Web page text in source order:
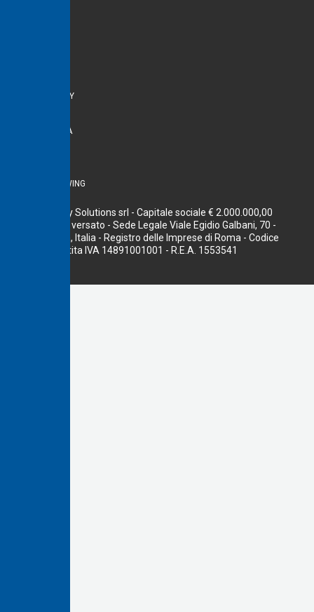
COOKIE POLICY
ACCESSIBILITÀ
WHISTLEBLOWING
Terna Energy Solutions srl - Capitale sociale € 2.000.000,00
interamente versato - Sede Legale Viale Egidio Galbani, 70 -
00156 Roma, Italia - Registro delle Imprese di Roma - Codice
fiscale e Partita IVA 14891001001 - R.E.A. 1553541